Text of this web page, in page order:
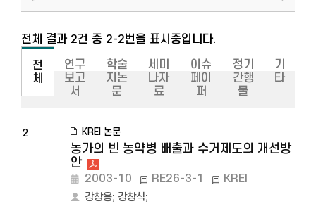
전체 결과 2건 중 2-2번을 표시중입니다.
전
체
연구
보고
서
학술
지논
문
세미
나자
료
이슈
페이
퍼
정기
간행
물
기
타
2 KREI 논문
농가의 빈 농약병 배출과 수거제도의 개선방
안
2003-10 RE26-3-1 KREI
강창용; 강창식;